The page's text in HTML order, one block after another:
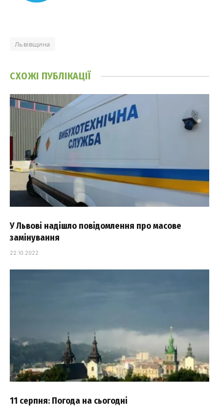
Львівщина
СХОЖІ ПУБЛІКАЦІЇ
У Львові надішло повідомлення про масове
замінування
22.10.2022
11 серпня: Погода на сьогодні